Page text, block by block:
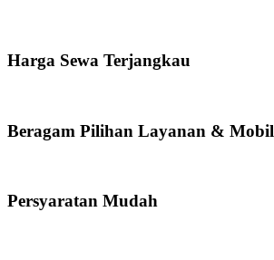
Harga Sewa Terjangkau
Beragam Pilihan Layanan & Mobil
Persyaratan Mudah